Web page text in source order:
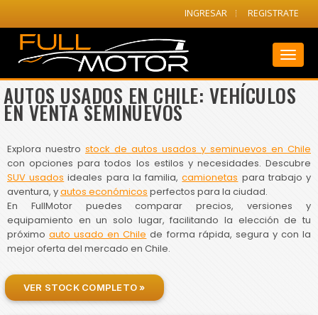
INGRESAR REGISTRATE
AUTOS USADOS EN CHILE: VEHÍCULOS
EN VENTA SEMINUEVOS
Explora nuestro stock de autos usados y seminuevos en Chile
con opciones para todos los estilos y necesidades. Descubre
SUV usados ideales para la familia,camionetas para trabajo y
aventura, yautos económicos perfectos para la ciudad.
En FullMotor puedes comparar precios, versiones y
equipamiento en un solo lugar, facilitando la elección de tu
próximoauto usado en Chile de forma rápida, segura y con la
mejor oferta del mercado en Chile.
VER STOCK COMPLETO »